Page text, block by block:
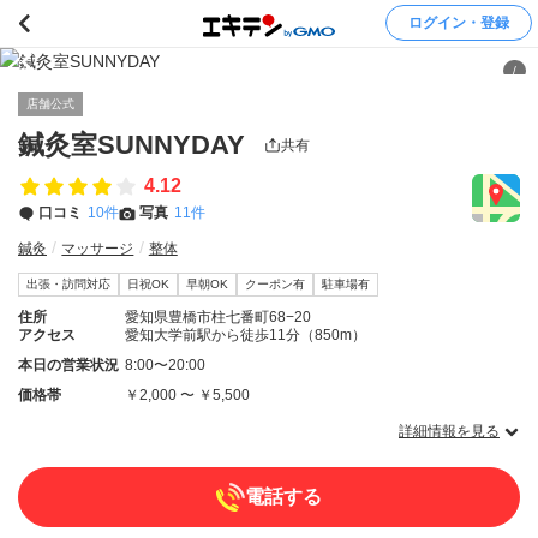
ログイン・登録
/
店舗公式
鍼灸室SUNNYDAY 共有
4.12
口コミ 10件 写真 11件
鍼灸 マッサージ 整体
出張・訪問対応 日祝OK 早朝OK クーポン有 駐車場有
住所
愛知県豊橋市柱七番町68−20
アクセス
愛知大学前駅から徒歩11分（850m）
本日の営業状況 8:00〜20:00
価格帯
￥2,000 〜 ￥5,500
詳細情報を見る
電話する